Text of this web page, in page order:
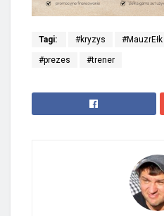
Tagi: #kryzys #MauzrEłk
#prezes #trener